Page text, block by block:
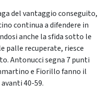
del vantaggio conseguito,
continua a difendere in
anche la sfida sotto le
palle recuperate, riesce
Antonucci segna 7 punti
e Fiorillo fanno il
40-59.